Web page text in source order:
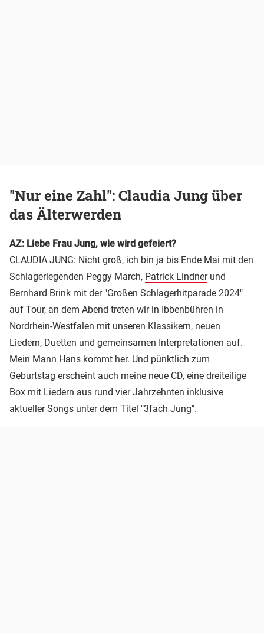
"Nur eine Zahl": Claudia Jung über
das Älterwerden
AZ: Liebe Frau Jung, wie wird gefeiert?
CLAUDIA JUNG: Nicht groß, ich bin ja bis Ende Mai mit den
Schlagerlegenden Peggy March, Patrick Lindnerund
Bernhard Brink mit der "Großen Schlagerhitparade 2024"
auf Tour, an dem Abend treten wir in Ibbenbühren in
Nordrhein-Westfalen mit unseren Klassikern, neuen
Liedern, Duetten und gemeinsamen Interpretationen auf.
Mein Mann Hans kommt her. Und pünktlich zum
Geburtstag erscheint auch meine neue CD, eine dreiteilige
Box mit Liedern aus rund vier Jahrzehnten inklusive
aktueller Songs unter dem Titel "3fach Jung".